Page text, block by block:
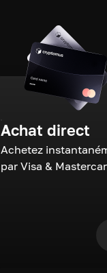
Achat direct
Achetez
par Visa &